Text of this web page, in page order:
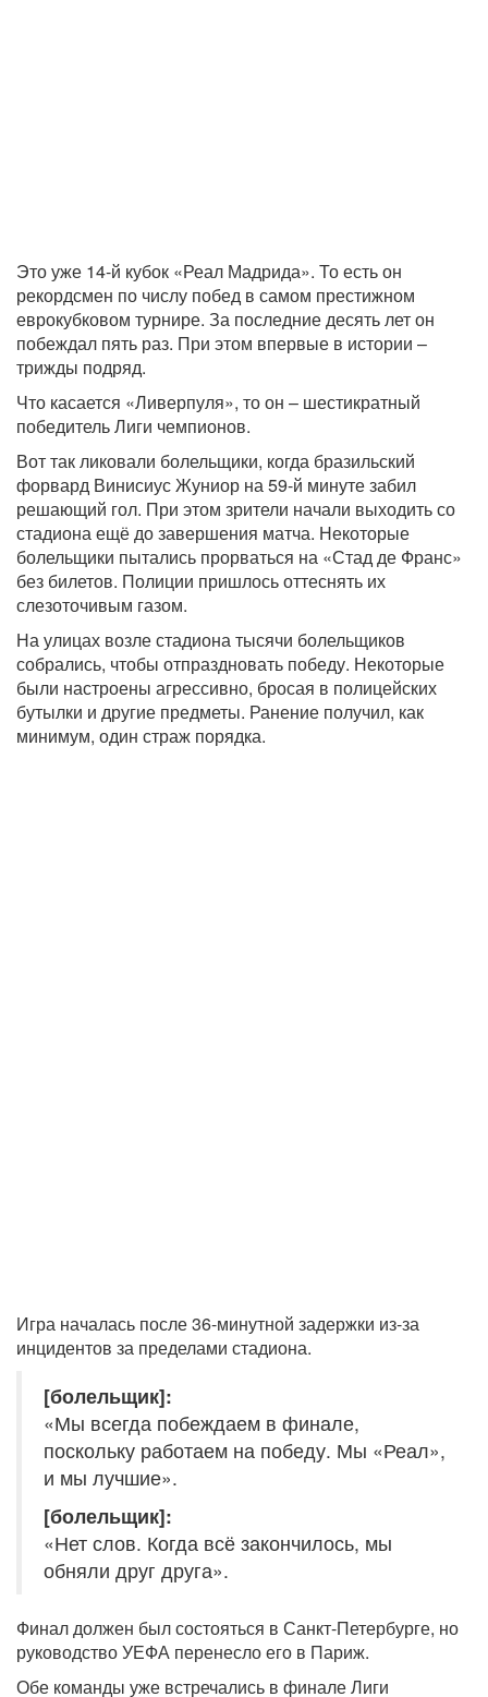
Это уже 14-й кубок «Реал Мадрида». То есть он
рекордсмен по числу побед в самом престижном
еврокубковом турнире. За последние десять лет он
побеждал пять раз. При этом впервые в истории –
трижды подряд.
Что касается «Ливерпуля», то он – шестикратный
победитель Лиги чемпионов.
Вот так ликовали болельщики, когда бразильский
форвард Винисиус Жуниор на 59-й минуте забил
решающий гол. При этом зрители начали выходить со
стадиона ещё до завершения матча. Некоторые
болельщики пытались прорваться на «Стад де Франс»
без билетов. Полиции пришлось оттеснять их
слезоточивым газом.
На улицах возле стадиона тысячи болельщиков
собрались, чтобы отпраздновать победу. Некоторые
были настроены агрессивно, бросая в полицейских
бутылки и другие предметы. Ранение получил, как
минимум, один страж порядка.
Игра началась после 36-минутной задержки из-за
инцидентов за пределами стадиона.
[болельщик]:
«Мы всегда побеждаем в финале,
поскольку работаем на победу. Мы «Реал»,
и мы лучшие».
[болельщик]:
«Нет слов. Когда всё закончилось, мы
обняли друг друга».
Финал должен был состояться в Санкт-Петербурге, но
руководство УЕФА перенесло его в Париж.
Обе команды уже встречались в финале Лиги